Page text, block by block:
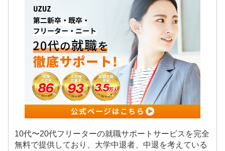
10代〜20代フリーターの就職サポートサービスを完全
無料で提供しており、大学中退者、中退を考えている